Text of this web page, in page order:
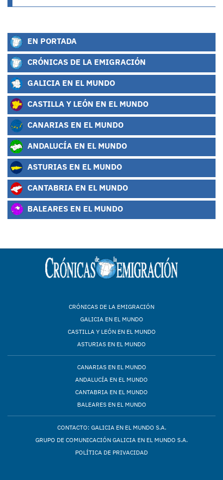
EN PORTADA
CRÓNICAS DE LA EMIGRACIÓN
GALICIA EN EL MUNDO
CASTILLA Y LEÓN EN EL MUNDO
CANARIAS EN EL MUNDO
ANDALUCÍA EN EL MUNDO
ASTURIAS EN EL MUNDO
CANTABRIA EN EL MUNDO
BALEARES EN EL MUNDO
CRÓNICAS DE LA EMIGRACIÓN
GALICIA EN EL MUNDO
CASTILLA Y LEÓN EN EL MUNDO
ASTURIAS EN EL MUNDO
CANARIAS EN EL MUNDO
ANDALUCÍA EN EL MUNDO
CANTABRIA EN EL MUNDO
BALEARES EN EL MUNDO
CONTACTO: GALICIA EN EL MUNDO S.A.
GRUPO DE COMUNICACIÓN GALICIA EN EL MUNDO S.A.
POLÍTICA DE PRIVACIDAD